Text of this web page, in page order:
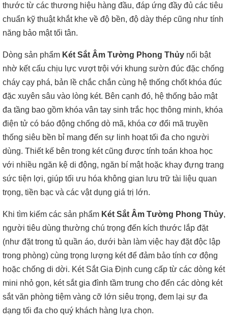
thước từ các thương hiệu hàng đầu, đáp ứng đầy đủ các tiêu
chuẩn kỹ thuật khắt khe về độ bền, độ dày thép cũng như tính
năng bảo mật tối tân.
Dòng sản phẩm Két Sắt Âm Tường Phong Thủy nổi bật
nhờ kết cấu chịu lực vượt trội với khung sườn đúc đặc chống
cháy cạy phá, bản lề chắc chắn cùng hệ thống chốt khóa đúc
đặc xuyên sâu vào lòng két. Bên cạnh đó, hệ thống bảo mật
đa tầng bao gồm khóa vân tay sinh trắc học thông minh, khóa
điện tử có báo động chống dò mã, khóa cơ đổi mã truyền
thống siêu bền bỉ mang đến sự linh hoạt tối đa cho người
dùng. Thiết kế bên trong két cũng được tính toán khoa học
với nhiều ngăn kệ di động, ngăn bí mật hoặc khay đựng trang
sức tiện lợi, giúp tối ưu hóa không gian lưu trữ tài liệu quan
trọng, tiền bạc và các vật dụng giá trị lớn.
Khi tìm kiếm các sản phẩm Két Sắt Âm Tường Phong Thủy,
người tiêu dùng thường chú trọng đến kích thước lắp đặt
(như đặt trong tủ quần áo, dưới bàn làm việc hay đặt độc lập
trong phòng) cùng trọng lượng két để đảm bảo tính cơ động
hoặc chống di dời. Két Sắt Gia Định cung cấp từ các dòng két
mini nhỏ gọn, két sắt gia đình tầm trung cho đến các dòng két
sắt văn phòng tiệm vàng cỡ lớn siêu trọng, đem lại sự đa
dạng tối đa cho quý khách hàng lựa chọn.